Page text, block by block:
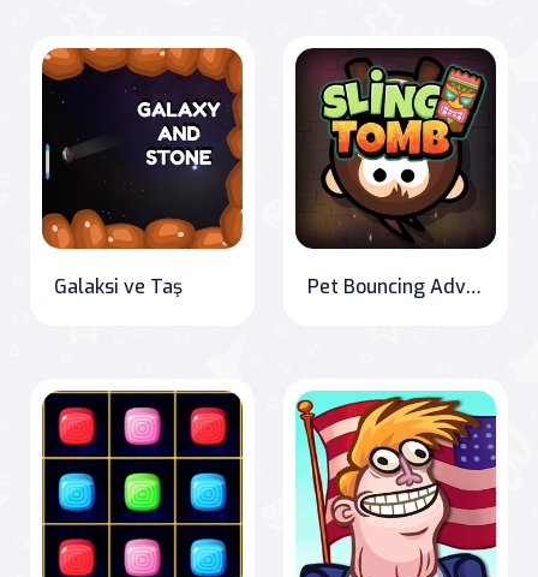
Galaksi ve Taş Pet Bouncing Adventure: Sling Tomb